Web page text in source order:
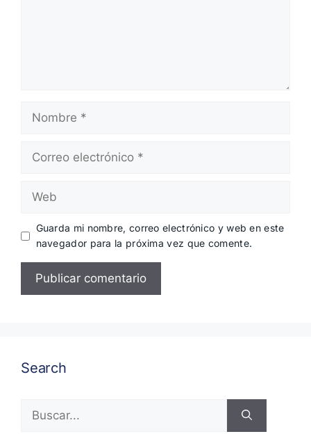
electrónico
Guarda mi nombre, correo electrónico y web en este
navegador para la próxima vez que comente.
Search